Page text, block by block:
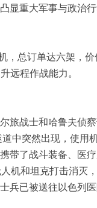
显重大军事与政治行
，总订单达六架，
远程作战能力。
旅战士和哈鲁夫侦
中突然出现，使用
带了战斗装备、医
机和坦克打击消灭
兵已被送往以色列